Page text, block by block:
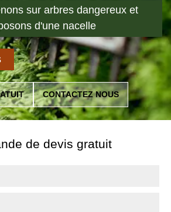
sur arbres dangereux et
d'une nacelle
CONTACTEZ NOUS
de devis gratuit